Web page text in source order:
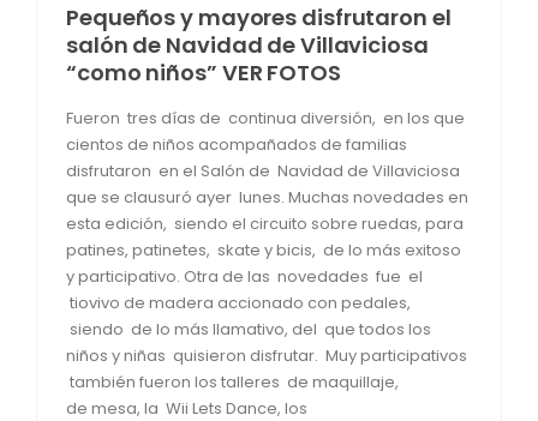
Pequeños y mayores disfrutaron el
salón de Navidad de Villaviciosa
“como niños” VER FOTOS
Fueron tres días de continua diversión, en los que
cientos de niños acompañados de familias
disfrutaron en el Salón de Navidad de Villaviciosa
que se clausuró ayer lunes. Muchas novedades en
esta edición, siendo el circuito sobre ruedas, para
patines, patinetes, skate y bicis, de lo más exitoso
y participativo. Otra de las novedades fue el
tiovivo de madera accionado con pedales,
siendo de lo más llamativo, del que todos los
niños y niñas quisieron disfrutar. Muy participativos
también fueron los talleres de maquillaje,
de mesa, la Wii Lets Dance, los